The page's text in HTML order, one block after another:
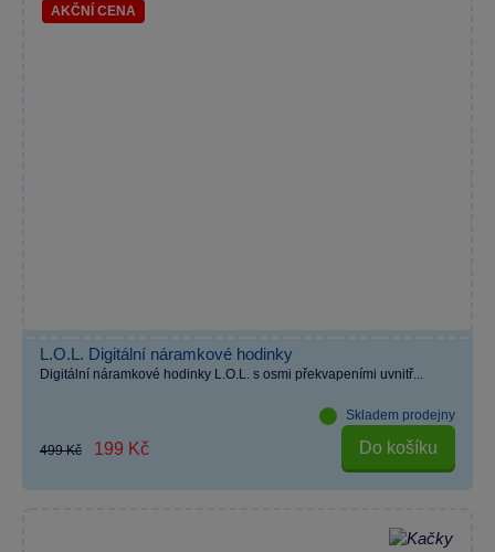
AKČNÍ CENA
L.O.L. Digitální náramkové hodinky
Digitální náramkové hodinky L.O.L. s osmi překvapeními uvnitř...
Skladem prodejny
499 Kč 199 Kč Do košíku